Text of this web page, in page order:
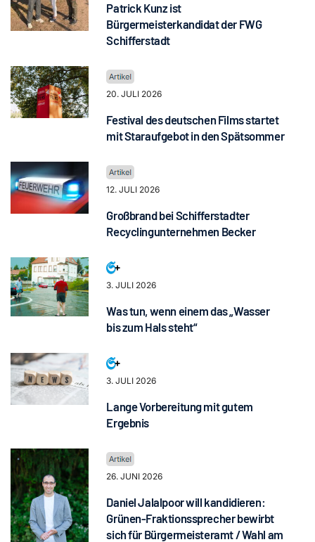
Patrick Kunz ist
Bürgermeisterkandidat der FWG
Schifferstadt
20. JULI 2026
Festival des deutschen Films startet
mit Staraufgebot in den Spätsommer
12. JULI 2026
Großbrand bei Schifferstadter
Recyclingunternehmen Becker
3. JULI 2026
Was tun, wenn einem das „Wasser
bis zum Hals steht“
3. JULI 2026
Lange Vorbereitung mit gutem
Ergebnis
26. JUNI 2026
Daniel Jalalpoor will kandidieren:
Grünen-Fraktionssprecher bewirbt
sich für Bürgermeisteramt / Wahl am